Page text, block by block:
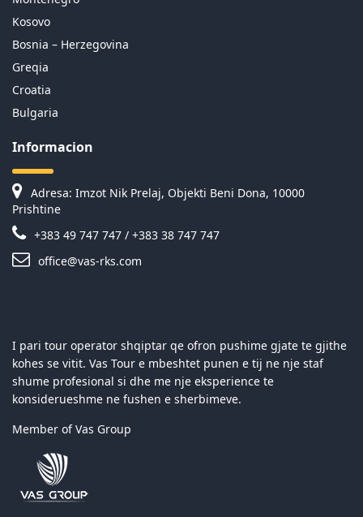
Kosovo
Bosnia – Herzegovina
Greqia
Croatia
Bulgaria
Informacion
Adresa: Imzot Nik Prelaj, Objekti Beni Dona, 10000
Prishtine
+383 49 747 747 / +383 38 747 747
office@vas-rks.com
I pari tour operator shqiptar qe ofron pushime gjate te gjithe
kohes se vitit. Vas Tour e mbeshtet punen e tij ne nje staf
shume profesional si dhe me nje eksperience te
konsiderueshme ne fushen e sherbimeve.
Member of Vas Group